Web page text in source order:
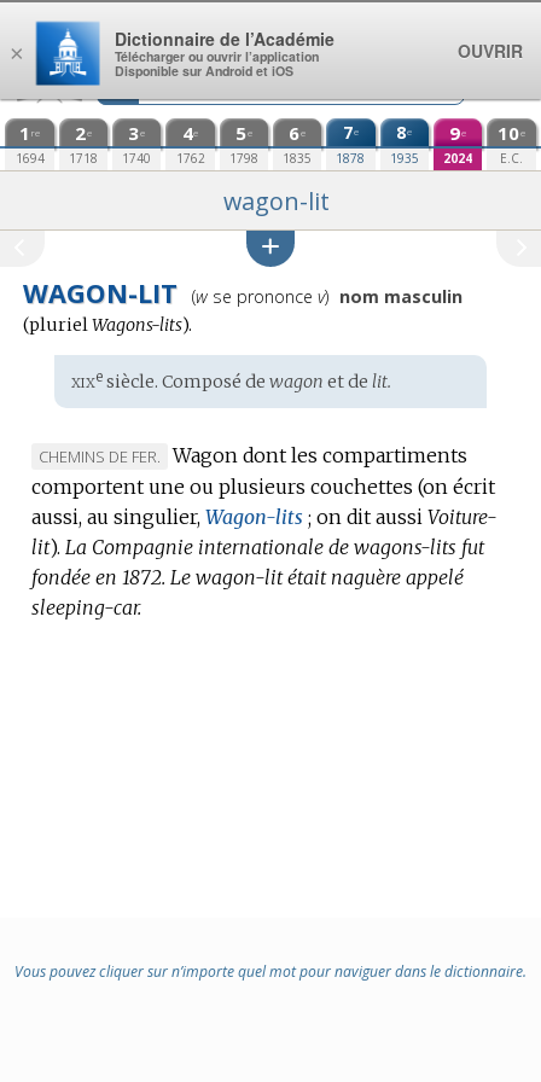
Aller au contenu
1 re
1694
2e
1718
3e
1740
4e
1762
5e
1798
6e
1835
7e
1878
8e
1935
9e
2024
10e
E.C.
wagon-lit
WAGON-LIT
Prononciation
(wse prononce v) nom masculin
(plurielWagons-lits).
Étymologie
:
xixesiècle. Composé de wagon et de lit.
MARQUE
DE
DOMAINE
:
CHEMINS DE FER.
Wagon dont les compartiments
comportent une ou plusieurs couchettes (on écrit
aussi, au singulier, Wagon-lits ; on dit aussi Voiture-
lit). La Compagnie internationale de wagons-lits fut
fondée en 1872. Le wagon-lit était naguère appelé
sleeping-car.
Vous pouvez cliquer sur n’importe quel mot pour naviguer dans le dictionnaire.
×
Dictionnaire de l’Académie
Télécharger ou ouvrir l’application
Disponible sur Android et iOS
OUVRIR